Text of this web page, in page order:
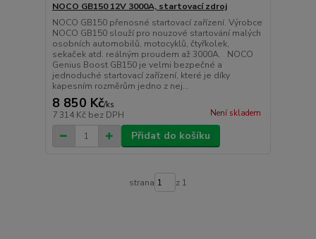
NOCO GB150 12V 3000A, startovací zdroj
NOCO GB150 přenosné startovací zařízení. Výrobce
NOCO GB150 slouží pro nouzové startování malých
osobních automobilů, motocyklů, čtyřkolek,
sekaček atd. reálným proudem až 3000A. NOCO
Genius Boost GB150 je velmi bezpečné a
jednoduché startovací zařízení, které je díky
kapesním rozměrům jedno z nej...
8 850 Kč/ks
7 314 Kč bez DPH Není skladem
Přidat do košíku
strana z 1